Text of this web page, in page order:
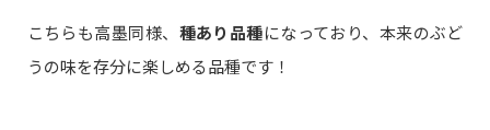
こちらも高墨同様、 種あり品種になっており、本来のぶど
うの味を存分に楽しめる品種です！